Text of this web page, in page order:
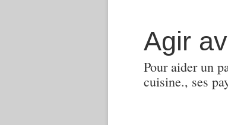
Agir
Pour aider un
cuisine., ses